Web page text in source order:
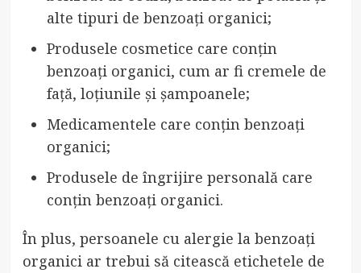
alte tipuri de benzoați organici;
Produsele cosmetice care conțin
benzoați organici, cum ar fi cremele de
față, loțiunile și șampoanele;
Medicamentele care conțin benzoați
organici;
Produsele de îngrijire personală care
conțin benzoați organici.
În plus, persoanele cu alergie la benzoați
organici ar trebui să citească etichetele de